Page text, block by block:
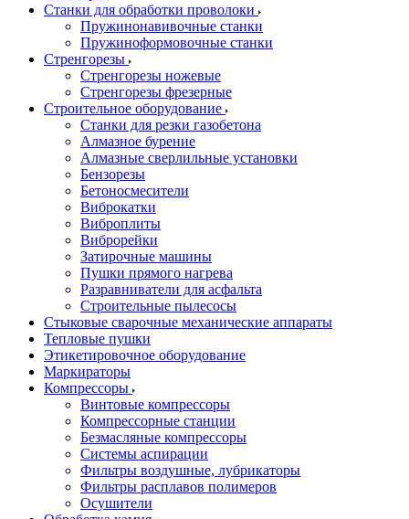
Станки для обработки проволоки
Пружинонавивочные станки
Пружиноформовочные станки
Стренгорезы
Стренгорезы ножевые
Стренгорезы фрезерные
Строительное оборудование
Станки для резки газобетона
Алмазное бурение
Алмазные сверлильные установки
Бензорезы
Бетоносмесители
Виброкатки
Виброплиты
Виброрейки
Затирочные машины
Пушки прямого нагрева
Разравниватели для асфальта
Строительные пылесосы
Стыковые сварочные механические аппараты
Тепловые пушки
Этикетировочное оборудование
Маркираторы
Компрессоры
Винтовые компрессоры
Компрессорные станции
Безмасляные компрессоры
Системы аспирации
Фильтры воздушные, лубрикаторы
Фильтры расплавов полимеров
Осушители